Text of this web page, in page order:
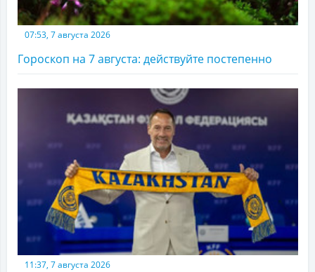
07:53, 7 августа 2026
Гороскоп на 7 августа: действуйте постепенно
11:37, 7 августа 2026